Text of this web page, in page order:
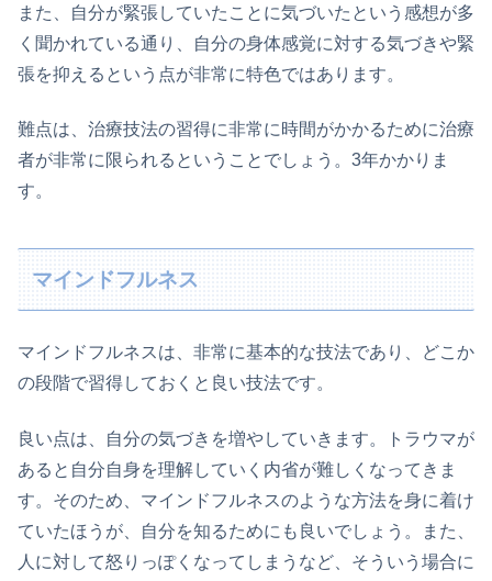
また、自分が緊張していたことに気づいたという感想が多
く聞かれている通り、自分の身体感覚に対する気づきや緊
張を抑えるという点が非常に特色ではあります。
難点は、治療技法の習得に非常に時間がかかるために治療
者が非常に限られるということでしょう。3年かかりま
す。
マインドフルネス
マインドフルネスは、非常に基本的な技法であり、どこか
の段階で習得しておくと良い技法です。
良い点は、自分の気づきを増やしていきます。トラウマが
あると自分自身を理解していく内省が難しくなってきま
す。そのため、マインドフルネスのような方法を身に着け
ていたほうが、自分を知るためにも良いでしょう。また、
人に対して怒りっぽくなってしまうなど、そういう場合に